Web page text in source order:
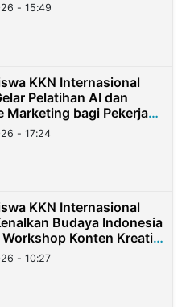
- 15:49
KKN Internasional
Pelatihan AI dan
Marketing bagi Pekerja
di Taiwan
- 17:24
KKN Internasional
Budaya Indonesia
Workshop Konten Kreatif
- 10:27